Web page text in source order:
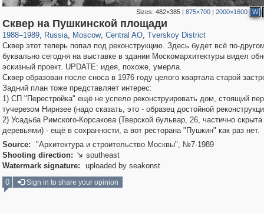
Sizes:482×385 |875×700 |2000×1600 W
Сквер на Пушкинской площади
1988–1989, Russia
1,407,347 29,248
, Moscow
319,882 8,286
, Central AO
160,021 5,916
, Tverskoy District
53,055 2,283
Сквер этот теперь попал под реконструкцию. Здесь будет всё по-
буквально сегодня на выставке в здании Москомархитектуры видел
эскизный проект. UPDATE: идея, похоже, умерла.
Сквер образован после сноса в 1976 году целого квартала старой
Задний план тоже представляет интерес:
1) СП "Перестройка" ещё не успело реконструировать дом, стоящий
тучерезом Нирнзее (надо сказать, это - образец достойной
2) Усадьба Римского-Корсакова (Тверской бульвар, 26, частично скрыта
деревьями) - ещё в сохранности, а вот ресторана "Пушкин" как раз нет.
Source:
"Архитектура и строительство Москвы", №7-1989
Shooting direction:  southeast
Watermark signature:
uploaded by seakonst
0
Sign in to share your opinion